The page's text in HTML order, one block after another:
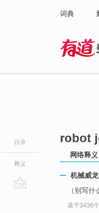
词典
目录
释义
robot
网络释义
机械威龙
（别写
基于3436